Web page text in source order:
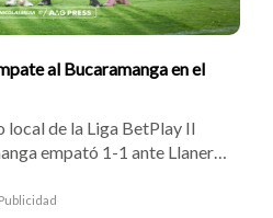
al Bucaramanga en el
local de la Liga BetPlay II
empató 1-1 ante Llaneros
de Omar Albornoz, Fabián
Publicidad